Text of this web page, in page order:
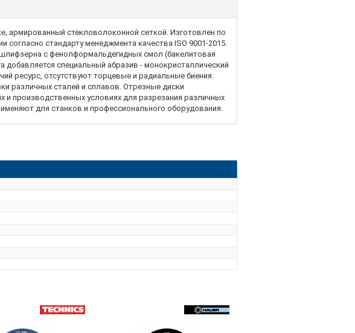
армированный стекловолоконной сеткой. Изготовлен по
согласно стандарту менеджмента качества ISO 9001-2015.
с фенолформальдегидных смол (бакелитовая
добавляется специальный абразив - монокристаллический
ресурс, отсутствуют торцевые и радиальные биения.
различных сталей и сплавов. Отрезные диски
и производственных условиях для разрезания различных
для станков и профессионального оборудования.